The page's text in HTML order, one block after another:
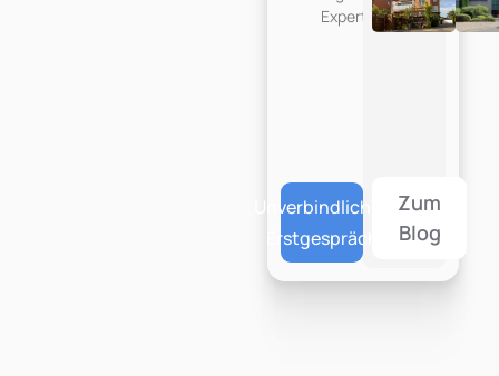
Expertise.
Unverbindliches
Erstgespräch
Zum
Blog